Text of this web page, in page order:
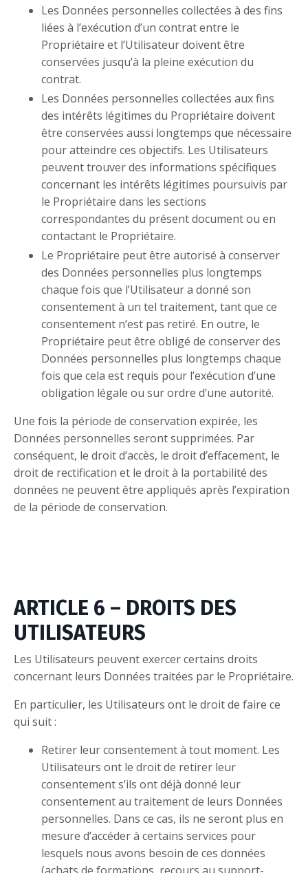
Les Données personnelles collectées à des fins
liées à l’exécution d’un contrat entre le
Propriétaire et l’Utilisateur doivent être
conservées jusqu’à la pleine exécution du
contrat.
Les Données personnelles collectées aux fins
des intérêts légitimes du Propriétaire doivent
être conservées aussi longtemps que nécessaire
pour atteindre ces objectifs. Les Utilisateurs
peuvent trouver des informations spécifiques
concernant les intérêts légitimes poursuivis par
le Propriétaire dans les sections
correspondantes du présent document ou en
contactant le Propriétaire.
Le Propriétaire peut être autorisé à conserver
des Données personnelles plus longtemps
chaque fois que l’Utilisateur a donné son
consentement à un tel traitement, tant que ce
consentement n’est pas retiré. En outre, le
Propriétaire peut être obligé de conserver des
Données personnelles plus longtemps chaque
fois que cela est requis pour l’exécution d’une
obligation légale ou sur ordre d’une autorité.
Une fois la période de conservation expirée, les
Données personnelles seront supprimées. Par
conséquent, le droit d’accès, le droit d’effacement, le
droit de rectification et le droit à la portabilité des
données ne peuvent être appliqués après l’expiration
de la période de conservation.
ARTICLE 6 – DROITS DES
UTILISATEURS
Les Utilisateurs peuvent exercer certains droits
concernant leurs Données traitées par le Propriétaire.
En particulier, les Utilisateurs ont le droit de faire ce
qui suit :
Retirer leur consentement à tout moment. Les
Utilisateurs ont le droit de retirer leur
consentement s’ils ont déjà donné leur
consentement au traitement de leurs Données
personnelles. Dans ce cas, ils ne seront plus en
mesure d’accéder à certains services pour
lesquels nous avons besoin de ces données